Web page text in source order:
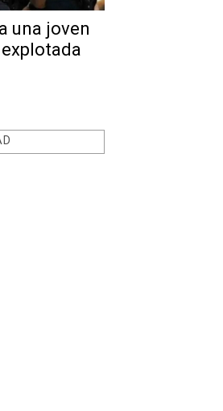
una joven